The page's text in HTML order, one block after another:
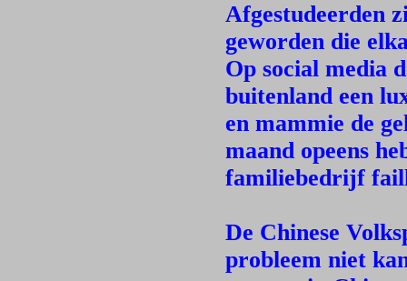
Afgestudeerden
geworden die
Op social media
buitenland een
en mammie de
maand opeens
familiebedrijf
De Chinese
probleem niet